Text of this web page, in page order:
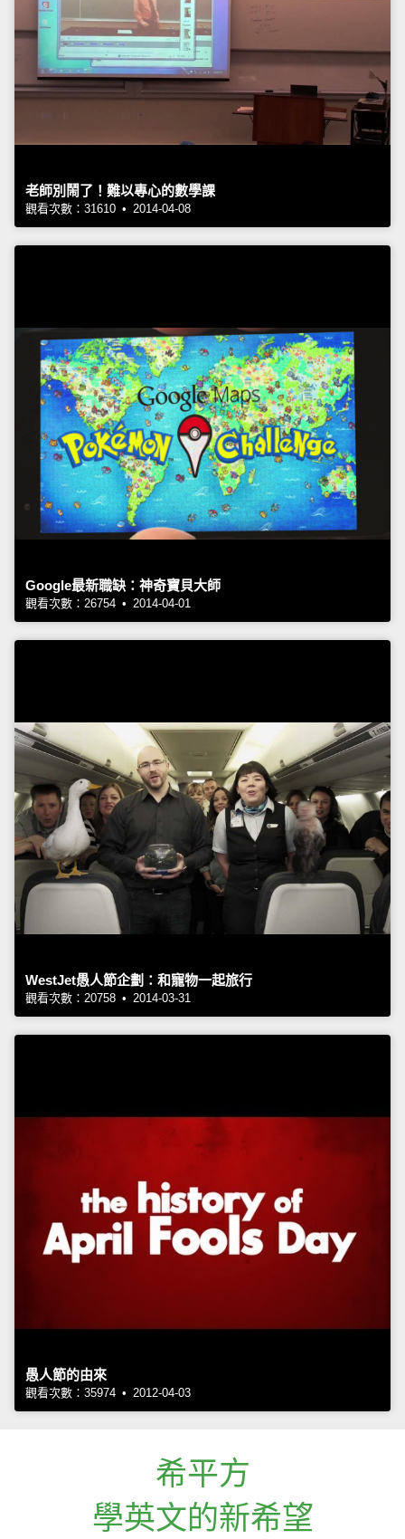
老師別鬧了！難以專心的數學課
觀看次數：31610 • 2014-04-08
Google最新職缺：神奇寶貝大師
觀看次數：26754 • 2014-04-01
WestJet愚人節企劃：和寵物一起旅行
觀看次數：20758 • 2014-03-31
愚人節的由來
觀看次數：35974 • 2012-04-03
希平方
學英文的新希望